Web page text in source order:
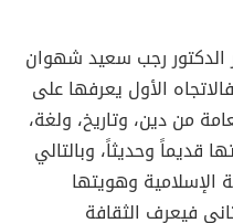
الدكتور رجب سعيد شهوان
الأول يعرفها على
من دين، وتاريخ، ولغة،
قديماً وحديثاً، وبالتالي
الإسلامية وهويتها
فيعرف الثقافة